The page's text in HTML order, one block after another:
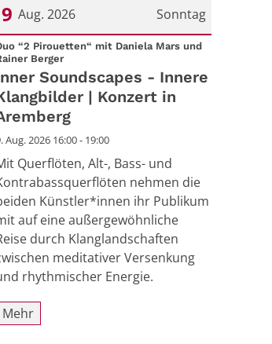
Sonntag
9 Aug. 2026
9. August 2026
“2 Pirouetten“ mit Daniela Mars und
Berger:
Soundscapes - Innere
| Konzert in
Aug. 2026 16:00 - 19:00
Querflöten, Alt-, Bass- und
nehmen die
Künstler*innen ihr Publikum
auf eine außergewöhnliche
durch Klanglandschaften
meditativer Versenkung
rhythmischer Energie.
Mehr